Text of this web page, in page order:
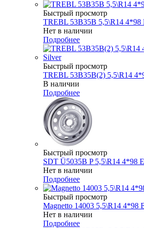
Быстрый просмотр
TREBL 53B35B 5,5\R14 4*98
Нет в наличии
Подробнее
Быстрый просмотр
TREBL 53B35B(2) 5,5\R14
В наличии
Подробнее
Быстрый просмотр
SDT Ü5035B P 5,5\R14 4*98
Нет в наличии
Подробнее
Быстрый просмотр
Magnetto 14003 5,5\R14 4*98
Нет в наличии
Подробнее